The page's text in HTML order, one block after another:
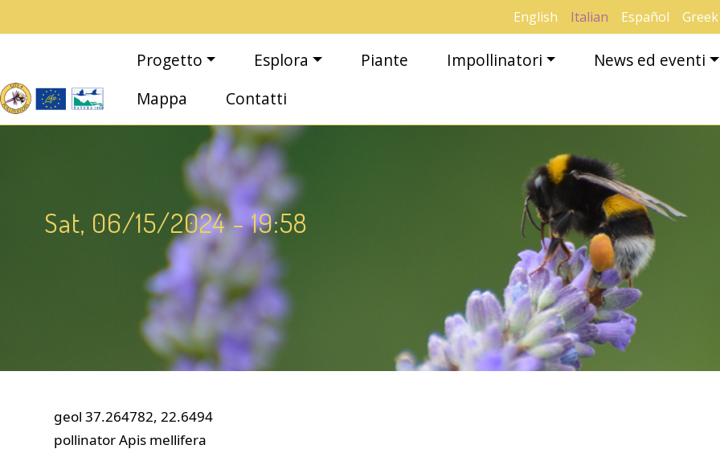
English Italian Español Greek
Main navigation
Progetto Esplora Piante Impollinatori News ed eventi
Mappa
Contatti
Sat, 06/15/2024 - 19:58
geol 37.264782, 22.6494
pollinatorApis mellifera